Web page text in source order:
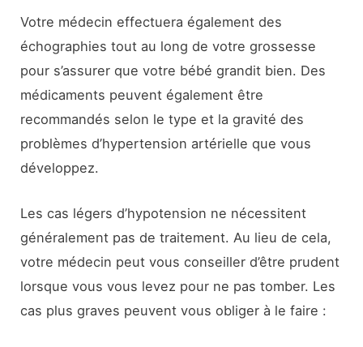
Votre médecin effectuera également des
échographies tout au long de votre grossesse
pour s’assurer que votre bébé grandit bien. Des
médicaments peuvent également être
recommandés selon le type et la gravité des
problèmes d’hypertension artérielle que vous
développez.
Les cas légers d’hypotension ne nécessitent
généralement pas de traitement. Au lieu de cela,
votre médecin peut vous conseiller d’être prudent
lorsque vous vous levez pour ne pas tomber. Les
cas plus graves peuvent vous obliger à le faire :